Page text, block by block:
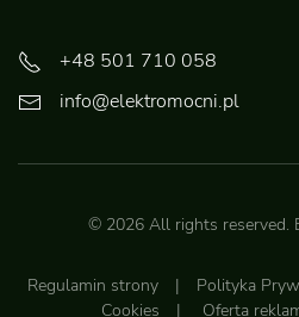
+48 501 710 058
info@elektromocni.pl
© 2026 All rights reserved.
Regulamin strony | Polityka
Cookies | Oferta